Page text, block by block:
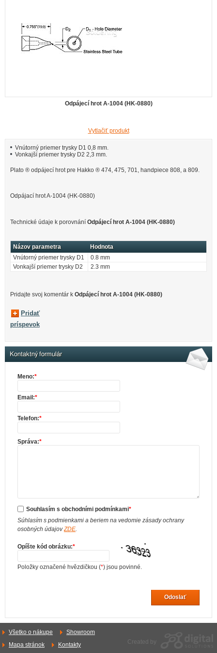
Odpájecí hrot A-1004 (HK-0880)
Vytlačiť produkt
Vnútorný priemer trysky D1 0,8 mm.
Vonkajší priemer trysky D2 2,3 mm.
Plato ® odpájecí hrot pre Hakko ® 474, 475, 701, handpiece 808, a 809.
Odpájací hrot A-1004 (HK-0880)
Technické údaje k porovnání Odpájecí hrot A-1004 (HK-0880)
Názov parametra
Hodnota
Vnútorný priemer trysky D1
0.8 mm
Vonkajší priemer trysky D2
2.3 mm
Pridajte svoj ​​komentár k Odpájecí hrot A-1004 (HK-0880)
Pridať
príspevok
Kontaktný formulár
Meno:*
Email:*
Telefon:*
Správa:*
Souhlasím s obchodními podmínkami*
Súhlasím s podmienkami a beriem na vedomie zásady ochrany
osobných údajovZDE.
Opíšte kód obrázku:*
Položky označené hvězdičkou (*) jsou povinné.
Odoslať
Všetko o nákupe
Showroom
Mapa stránok
Kontakty Created by